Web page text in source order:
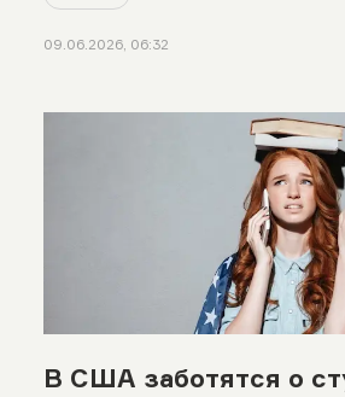
09.06.2026, 06:32
В США заботятся о